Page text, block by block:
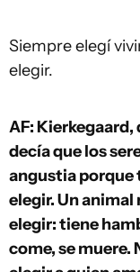
Siempre elegí
elegir.
AF:
decía que los
angustia porque
elegir. Un
elegir: tiene
come, se